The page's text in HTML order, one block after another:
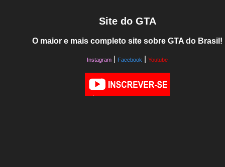
Site do GTA
O maior e mais completo site sobre GTA do Brasil!
Instagram Facebook Youtube